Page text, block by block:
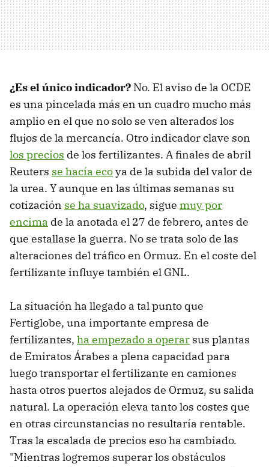
¿Es el único indicador? No. El aviso de la OCDE
es una pincelada más en un cuadro mucho más
amplio en el que no solo se ven alterados los
flujos de la mercancía. Otro indicador clave son
los precios de los fertilizantes. A finales de abril
Reuters se hacía ecoya de la subida del valor de
la urea. Y aunque en las últimas semanas su
cotización se ha suavizado, sigue muy por
encima de la anotada el 27 de febrero, antes de
que estallase la guerra. No se trata solo de las
alteraciones del tráfico en Ormuz. En el coste del
fertilizante influye también el GNL.
La situación ha llegado a tal punto que
Fertiglobe, una importante empresa de
fertilizantes, ha empezado a operar sus plantas
de Emiratos Árabes a plena capacidad para
luego transportar el fertilizante en camiones
hasta otros puertos alejados de Ormuz, su salida
natural. La operación eleva tanto los costes que
en otras circunstancias no resultaría rentable.
Tras la escalada de precios eso ha cambiado.
"Mientras logremos superar los obstáculos